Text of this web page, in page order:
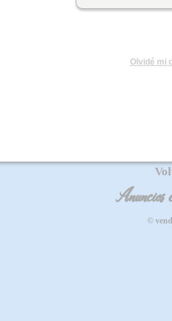
Olvidé mi
Anuncios
©